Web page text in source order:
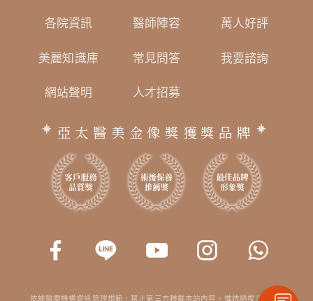
各院資訊 醫師陣容 萬人好評
美麗知識庫 常見問答 我要諮詢
網站聲明 人才招募
亞太醫美金像獎獲獎品牌
依據醫療機構資訊管理規範，禁止第三方轉載本站內容。惟透過搜尋